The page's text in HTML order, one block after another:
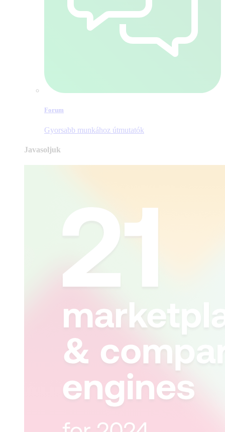
Forum
Gyorsabb munkához útmutatók
Javasoljuk